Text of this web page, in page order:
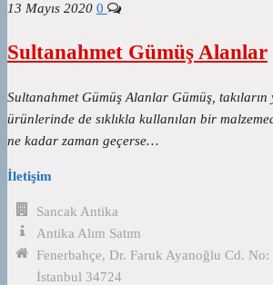
13 Mayıs 2020 0
Sultanahmet Gümüş Alanlar
Sultanahmet Gümüş Alanlar Gümüş, takıların
ürünlerinde de sıklıkla kullanılan bir
ne kadar zaman geçerse…
İletişim
Sancak Antika
Antika Alım Satım
Fenerbahçe, Dr. Faruk Ayanoğlu Cd. No:
İstanbul 34724